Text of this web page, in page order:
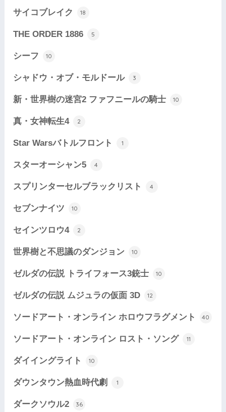
サイコブレイク 18
THE ORDER 1886 5
シーフ 10
シャドウ・オブ・モルドール 3
新・世界樹の迷宮2 ファフニールの騎士 10
真・女神転生4 2
Star Warsバトルフロント 1
スターオーシャン5 4
スプリンターセルブラックリスト 4
セブンナイツ 10
セインツロウ4 2
世界樹と不思議のダンジョン 10
ゼルダの伝説 トライフォース3銃士 10
ゼルダの伝説 ムジュラの仮面 3D 12
ソードアート・オンライン ホロウフラグメント 40
ソードアート・オンライン ロスト・ソング 11
ダイイングライト 10
ダウンタウン熱血時代劇 1
ダークソウル2 36